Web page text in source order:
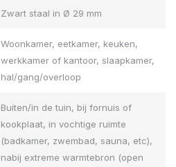
Zwart staal in Ø 29 mm
Woonkamer, eetkamer, keuken,
werkkamer of kantoor, slaapkamer,
hal/gang/overloop
Buiten/in de tuin, bij fornuis of
kookplaat, in vochtige ruimte
(badkamer, zwembad, sauna, etc),
nabij extreme warmtebron (open